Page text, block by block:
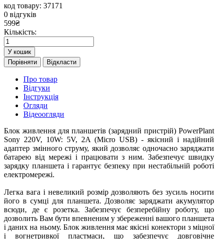
код товару: 37171
0 відгуків
599₴
Кількість:
У кошик
Порівняти
Відкласти
Про товар
Відгуки
Інструкція
Огляди
Відеоогляди
Блок живлення для планшетів (зарядний пристрій) PowerPlant
Sony 220V, 10W: 5V, 2A (Micro USB) - якісний і надійний
адаптер змінного струму, який дозволяє одночасно заряджати
батарею від мережі і працювати з ним. Забезпечує швидку
зарядку планшета і гарантує безпеку при нестабільній роботі
електромережі.
Легка вага і невеликий розмір дозволяють без зусиль носити
його в сумці для планшета. Дозволяє заряджати акумулятор
всюди, де є розетка. Забезпечує безперебійну роботу, що
дозволить Вам бути впевненим у збереженні вашого планшета
і даних на ньому. Блок живлення має якісні конектори з міцної
і вогнетривкої пластмаси, що забезпечує довговічне